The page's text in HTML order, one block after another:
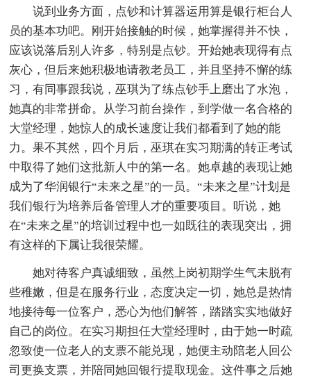
说到业务方面，点钞和计算器运用算是银行柜台人
员的基本功吧。刚开始接触的时候，她掌握得并不快，
应该说落后别人许多，特别是点钞。开始她表现得有点
灰心，但后来她积极地请教老员工，并且坚持不懈的练
习，有同事跟我说，巫琪为了练点钞手上磨出了水泡，
她真的非常拼命。从学习前台操作，到学做一名合格的
大堂经理，她惊人的成长速度让我们都看到了她的能
力。果不其然，四个月后，巫琪在实习期满的转正考试
中取得了她们这批新人中的第一名。她卓越的表现让她
成为了华润银行“未来之星”的一员。“未来之星”计划是
我们银行为培养后备管理人才的重要项目。听说，她
在“未来之星”的培训过程中也一如既往的表现突出，拥
有这样的下属让我很荣耀。
她对待客户真诚细致，虽然上岗初期学生气未脱有
些稚嫩，但是在服务行业，态度决定一切，她总是热情
地接待每一位客户，悉心为他们解答，踏踏实实地做好
自己的岗位。在实习期担任大堂经理时，由于她一时疏
忽致使一位老人的支票不能兑现，她便主动陪老人回公
司更换支票，并陪同她回银行提取现金。这件事之后她